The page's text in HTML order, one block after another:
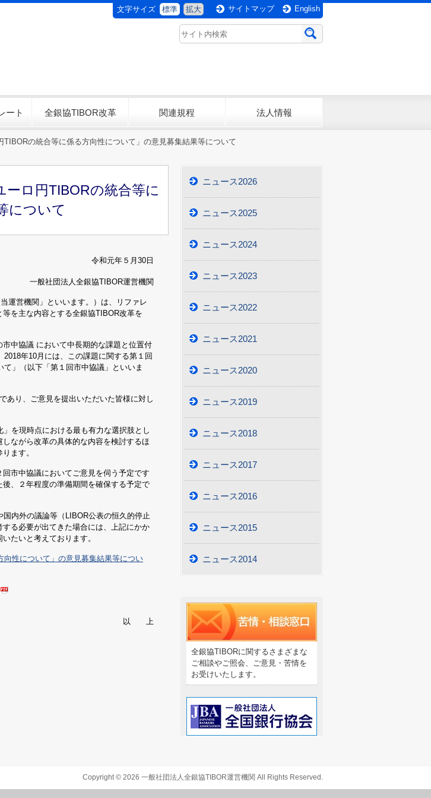
文字サイズ 標準 拡大 サイトマップ English
ート 全銀協TIBOR改革 関連規程 法人情報
TIBORの統合等に係る方向性について」の意見募集結果等について
ーロ円TIBORの統合等に
について
令和元年５月30日
一般社団法人全銀協TIBOR運営機関
運営機関」といいます。）は、リファレ
を主な内容とする全銀協TIBOR改革を
中協議 において中長期的な課題と位置付
年10月には、この課題に関する第１回
」（以下「第１回市中協議」といいま
あり、ご意見を提出いただいた皆様に対し
を現時点における最も有力な選択肢とし
ながら改革の具体的な内容を検討するほ
ます。
市中協議においてご意見を伺う予定です
、２年程度の準備期間を確保する予定で
内外の議論等（LIBOR公表の恒久的停止
る必要が出てきた場合には、上記にかか
たいと考えております。
向性について」の意見募集結果等につい
以 上
ニュース2026
ニュース2025
ニュース2024
ニュース2023
ニュース2022
ニュース2021
ニュース2020
ニュース2019
ニュース2018
ニュース2017
ニュース2016
ニュース2015
ニュース2014
全銀協TIBORに関するさまざまな
ご相談やご照会、ご意見・苦情を
お受けいたします。
Copyright © 2026 一般社団法人全銀協TIBOR運営機関 All Rights Reserved.